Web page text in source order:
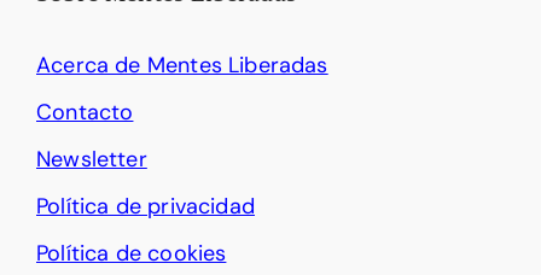
Acerca de Mentes Liberadas
Contacto
Newsletter
Política de privacidad
Política de cookies